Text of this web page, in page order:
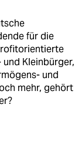
für die
Kleinbürger,
und
mehr, gehört